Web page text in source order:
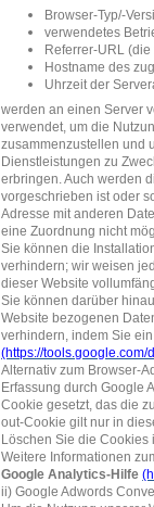
Browser-Typ/-
verwendetes
Referrer-URL
Hostname des
Uhrzeit der
werden an einen Server
verwendet, um die
zusammenzustellen und
Dienstleistungen zu
erbringen. Auch werden
vorgeschrieben ist oder
Adresse mit anderen
eine Zuordnung nicht
Sie können die
verhindern; wir weisen
dieser Website
Sie können darüber
Website bezogenen
verhindern, indem Sie ein
(https://
Alternativ zum Browser-
Erfassung durch Google
Cookie gesetzt, das die
out-Cookie gilt nur in
Löschen Sie die Cookies
Weitere Informationen
Google Analytics-Hilfe
ii) Google Adwords